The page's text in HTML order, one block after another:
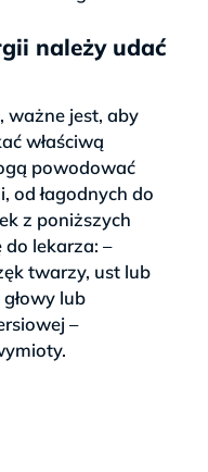
należy udać
ważne jest, aby
właściwą
powodować
od łagodnych do
z poniższych
lekarza: –
twarzy, ust lub
lub
–